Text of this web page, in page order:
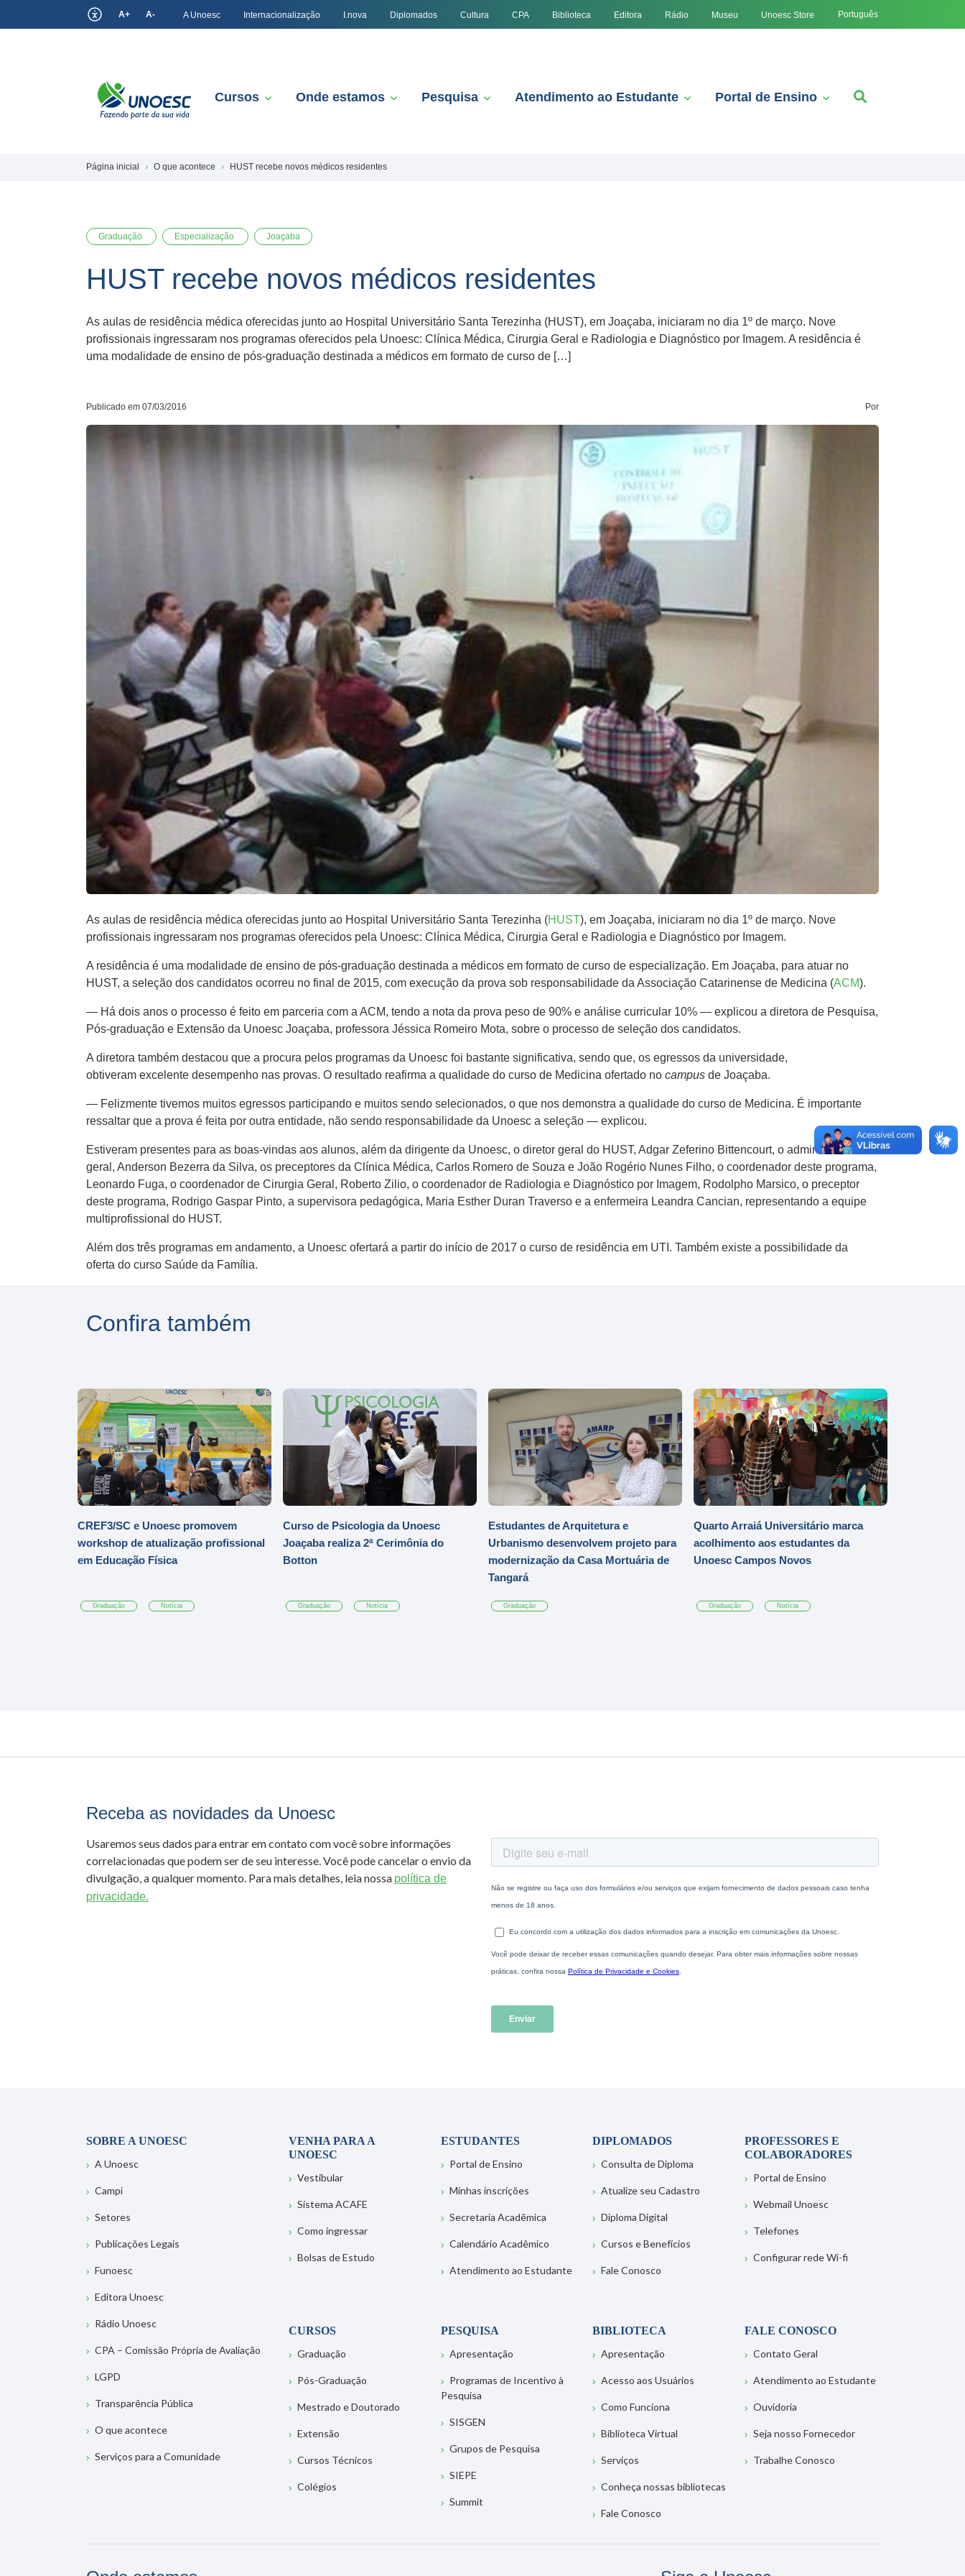
A+ A- A Unoesc Internacionalização I.nova Diplomados Cultura CPA Biblioteca Editora Rádio Museu Unoesc Store Português
Cursos Onde estamos Pesquisa Atendimento ao Estudante Portal de Ensino
Página inicial O que acontece HUST recebe novos médicos residentes
Graduação Especialização Joaçaba
HUST recebe novos médicos residentes
As aulas de residência médica oferecidas junto ao Hospital Universitário Santa Terezinha (HUST), em Joaçaba, iniciaram no dia 1º de março. Nove
profissionais ingressaram nos programas oferecidos pela Unoesc: Clínica Médica, Cirurgia Geral e Radiologia e Diagnóstico por Imagem. A residência é
uma modalidade de ensino de pós-graduação destinada a médicos em formato de curso de […]
Publicado em 07/03/2016 Por
As aulas de residência médica oferecidas junto ao Hospital Universitário Santa Terezinha (HUST), em Joaçaba, iniciaram no dia 1º de março. Nove
profissionais ingressaram nos programas oferecidos pela Unoesc: Clínica Médica, Cirurgia Geral e Radiologia e Diagnóstico por Imagem.
A residência é uma modalidade de ensino de pós-graduação destinada a médicos em formato de curso de especialização. Em Joaçaba, para atuar no
HUST, a seleção dos candidatos ocorreu no final de 2015, com execução da prova sob responsabilidade da Associação Catarinense de Medicina (ACM).
— Há dois anos o processo é feito em parceria com a ACM, tendo a nota da prova peso de 90% e análise curricular 10% — explicou a diretora de Pesquisa,
Pós-graduação e Extensão da Unoesc Joaçaba, professora Jéssica Romeiro Mota, sobre o processo de seleção dos candidatos.
A diretora também destacou que a procura pelos programas da Unoesc foi bastante significativa, sendo que, os egressos da universidade,
obtiveram excelente desempenho nas provas. O resultado reafirma a qualidade do curso de Medicina ofertado no campus de Joaçaba.
— Felizmente tivemos muitos egressos participando e muitos sendo selecionados, o que nos demonstra a qualidade do curso de Medicina. É importante
ressaltar que a prova é feita por outra entidade, não sendo responsabilidade da Unoesc a seleção — explicou.
Estiveram presentes para as boas-vindas aos alunos, além da dirigente da Unoesc, o diretor geral do HUST, Adgar Zeferino Bittencourt, o administrador
geral, Anderson Bezerra da Silva, os preceptores da Clínica Médica, Carlos Romero de Souza e João Rogério Nunes Filho, o coordenador deste programa,
Leonardo Fuga, o coordenador de Cirurgia Geral, Roberto Zilio, o coordenador de Radiologia e Diagnóstico por Imagem, Rodolpho Marsico, o preceptor
deste programa, Rodrigo Gaspar Pinto, a supervisora pedagógica, Maria Esther Duran Traverso e a enfermeira Leandra Cancian, representando a equipe
multiprofissional do HUST.
Além dos três programas em andamento, a Unoesc ofertará a partir do início de 2017 o curso de residência em UTI. Também existe a possibilidade da
oferta do curso Saúde da Família.
Confira também
CREF3/SC e Unoesc promovem
workshop de atualização profissional
em Educação Física
Graduação Notícia
Curso de Psicologia da Unoesc
Joaçaba realiza 2ª Cerimônia do
Botton
Graduação Notícia
Estudantes de Arquitetura e
Urbanismo desenvolvem projeto para
modernização da Casa Mortuária de
Tangará
Graduação
Quarto Arraiá Universitário marca
acolhimento aos estudantes da
Unoesc Campos Novos
Graduação Notícia
Receba as novidades da Unoesc
Usaremos seus dados para entrar em contato com você sobre informações
correlacionadas que podem ser de seu interesse. Você pode cancelar o envio da
divulgação, a qualquer momento. Para mais detalhes, leia nossa política de
privacidade.
SOBRE A UNOESC
A Unoesc
Campi
Setores
Publicações Legais
Funoesc
Editora Unoesc
Rádio Unoesc
CPA – Comissão Própria de Avaliação
LGPD
Transparência Pública
O que acontece
Serviços para a Comunidade
VENHA PARA A
UNOESC
Vestibular
Sistema ACAFE
Como ingressar
Bolsas de Estudo
ESTUDANTES
Portal de Ensino
Minhas inscrições
Secretaria Acadêmica
Calendário Acadêmico
Atendimento ao Estudante
DIPLOMADOS
Consulta de Diploma
Atualize seu Cadastro
Diploma Digital
Cursos e Benefícios
Fale Conosco
PROFESSORES E
COLABORADORES
Portal de Ensino
Webmail Unoesc
Telefones
Configurar rede Wi-fi
CURSOS
Graduação
Pós-Graduação
Mestrado e Doutorado
Extensão
Cursos Técnicos
Colégios
PESQUISA
Apresentação
Programas de Incentivo à
Pesquisa
SISGEN
Grupos de Pesquisa
SIEPE
Summit
BIBLIOTECA
Apresentação
Acesso aos Usuários
Como Funciona
Biblioteca Virtual
Serviços
Conheça nossas bibliotecas
Fale Conosco
FALE CONOSCO
Contato Geral
Atendimento ao Estudante
Ouvidoria
Seja nosso Fornecedor
Trabalhe Conosco